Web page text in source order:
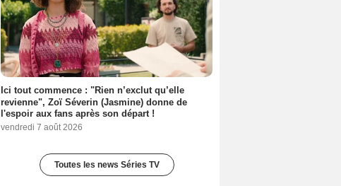
Ici tout commence : "Rien n’exclut qu’elle
revienne", Zoï Séverin (Jasmine) donne de
l'espoir aux fans après son départ !
vendredi 7 août 2026
Toutes les news Séries TV